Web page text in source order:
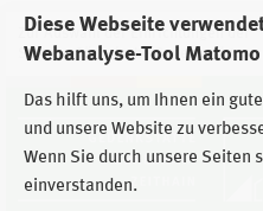
Diese Webseite
Webanalyse-Tool
Das hilft uns, um Ihnen ein
und unsere Website zu
Wenn Sie durch unsere
einverstanden.
Zur Auswahl der Einrichtungen der
Stiftung Sächsische Gedenkstätten